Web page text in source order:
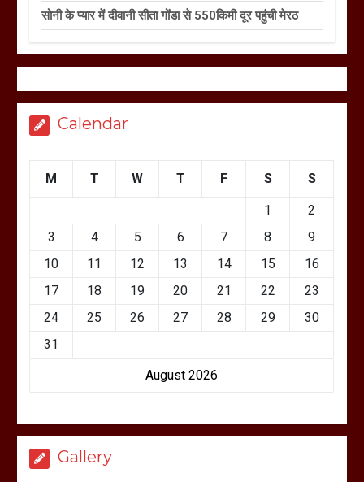
सोनी के प्यार में दीवानी सीता गोंडा से 550किमी दूर पहुंची मेरठ
Calendar
August 2026
M T W T F S S
1
2
3
4 5 6 7 8
9
10
11 12 13 14 15
16
17
18 19 20 21 22
23
24
25 26 27 28 29
30
31
Gallery